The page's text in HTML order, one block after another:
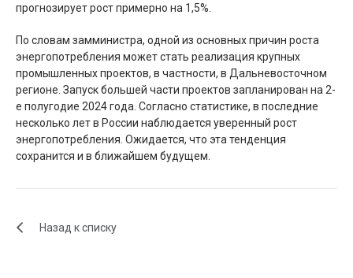
прогнозирует рост примерно на 1,5%.
По словам замминистра, одной из основных причин роста
энергопотребления может стать реализация крупных
промышленных проектов, в частности, в Дальневосточном
регионе. Запуск большей части проектов запланирован на 2-
е полугодие 2024 года. Согласно статистике, в последние
несколько лет в России наблюдается уверенный рост
энергопотребления. Ожидается, что эта тенденция
сохранится и в ближайшем будущем.
Назад к списку